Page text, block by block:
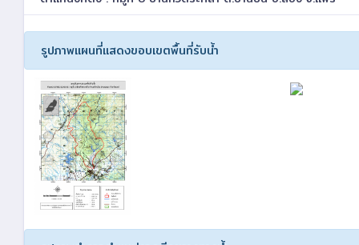
รูปภาพแผนที่แสดงขอบเขตพื้นที่รับน้ำ